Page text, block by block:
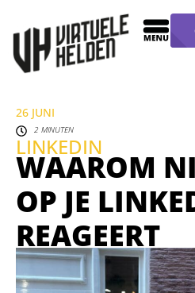
26 JUNI
2 MINUTEN
LINKEDIN
WAAROM
OP JE
REAGEERT